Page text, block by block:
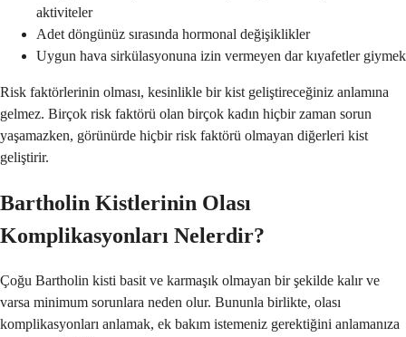
aktiviteler
Adet döngünüz sırasında hormonal değişiklikler
Uygun hava sirkülasyonuna izin vermeyen dar kıyafetler giymek
Risk faktörlerinin olması, kesinlikle bir kist geliştireceğiniz anlamına
gelmez. Birçok risk faktörü olan birçok kadın hiçbir zaman sorun
yaşamazken, görünürde hiçbir risk faktörü olmayan diğerleri kist
geliştirir.
Bartholin Kistlerinin Olası
Komplikasyonları Nelerdir?
Çoğu Bartholin kisti basit ve karmaşık olmayan bir şekilde kalır ve
varsa minimum sorunlara neden olur. Bununla birlikte, olası
komplikasyonları anlamak, ek bakım istemeniz gerektiğini anlamanıza